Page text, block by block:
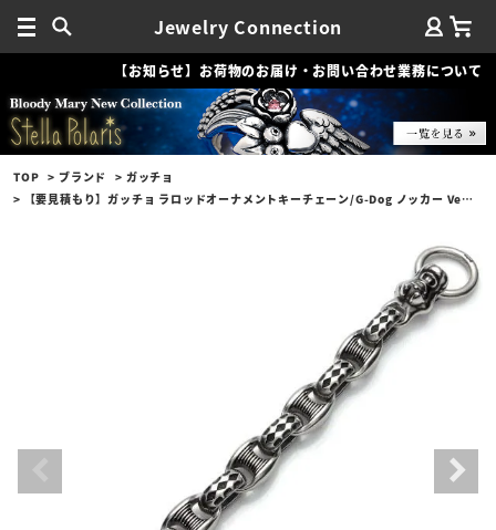
Jewelry Connection
【お知らせ】お荷物のお届け・お問い合わせ業務について
TOP ブランド
ガッチョ
【要見積もり】ガッチョ ラロッドオーナメントキーチェーン/G-Dog ノッカー Ver. ルーレット＆フィンアンカーリンク